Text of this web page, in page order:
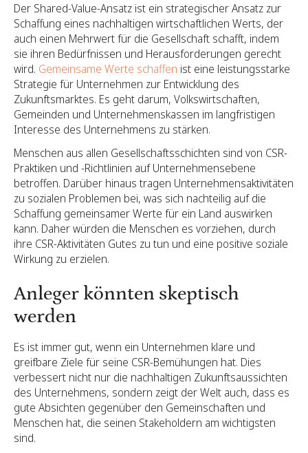
Der Shared-Value-Ansatz ist ein strategischer Ansatz zur
Schaffung eines nachhaltigen wirtschaftlichen Werts, der
auch einen Mehrwert für die Gesellschaft schafft, indem
sie ihren Bedürfnissen und Herausforderungen gerecht
wird. Gemeinsame Werte schaffen ist eine leistungsstarke
Strategie für Unternehmen zur Entwicklung des
Zukunftsmarktes. Es geht darum, Volkswirtschaften,
Gemeinden und Unternehmenskassen im langfristigen
Interesse des Unternehmens zu stärken.
Menschen aus allen Gesellschaftsschichten sind von CSR-
Praktiken und -Richtlinien auf Unternehmensebene
betroffen. Darüber hinaus tragen Unternehmensaktivitäten
zu sozialen Problemen bei, was sich nachteilig auf die
Schaffung gemeinsamer Werte für ein Land auswirken
kann. Daher würden die Menschen es vorziehen, durch
ihre CSR-Aktivitäten Gutes zu tun und eine positive soziale
Wirkung zu erzielen.
Anleger könnten skeptisch
werden
Es ist immer gut, wenn ein Unternehmen klare und
greifbare Ziele für seine CSR-Bemühungen hat. Dies
verbessert nicht nur die nachhaltigen Zukunftsaussichten
des Unternehmens, sondern zeigt der Welt auch, dass es
gute Absichten gegenüber den Gemeinschaften und
Menschen hat, die seinen Stakeholdern am wichtigsten
sind.